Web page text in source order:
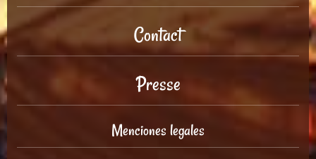
Contact
Presse
Menciones legales